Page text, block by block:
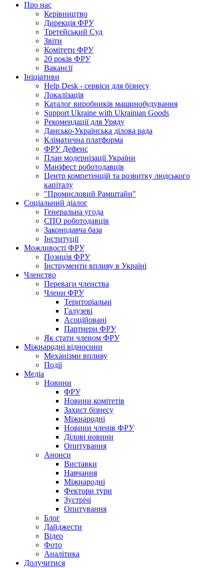
Про нас
Керівництво
Дирекція ФРУ
Третейський Суд
Звіти
Комітети ФРУ
20 років ФРУ
Вакансії
Ініціативи
Help Desk - сервіси для бізнесу
Локалізація
Каталог виробників машинобудування
Support Ukraine with Ukrainian Goods
Рекомендації для Уряду
Дансько-Українська ділова рада
Кліматична платформа
ФРУ Дефенс
План модернізації України
Маніфест роботодавців
Центр компетенцій та розвитку людського
капіталу
"Промисловий Рамштайн"
Соціальний діалог
Генеральна угода
СПО роботодавців
Законодавча база
Інституції
Можливості ФРУ
Позиція ФРУ
Інструменти впливу в Україні
Членство
Переваги членства
Члени ФРУ
Територіальні
Галузеві
Асоційовані
Партнери ФРУ
Як стати членом ФРУ
Міжнародні відносини
Механізми впливу
Події
Медіа
Новини
ФРУ
Новини комітетів
Захист бізнесу
Міжнародні
Новини членів ФРУ
Ділові новини
Опитування
Анонси
Виставки
Навчання
Міжнародні
Фектори тури
Зустрічі
Опитування
Блог
Дайджести
Відео
Фото
Аналітика
Долучитися